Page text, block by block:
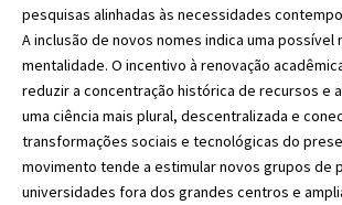
pesquisas alinhadas às necessidades
A inclusão de novos nomes indica uma possível
mentalidade. O incentivo à renovação
reduzir a concentração histórica de recursos e
uma ciência mais plural, descentralizada e
transformações sociais e tecnológicas do
movimento tende a estimular novos grupos de
universidades fora dos grandes centros e